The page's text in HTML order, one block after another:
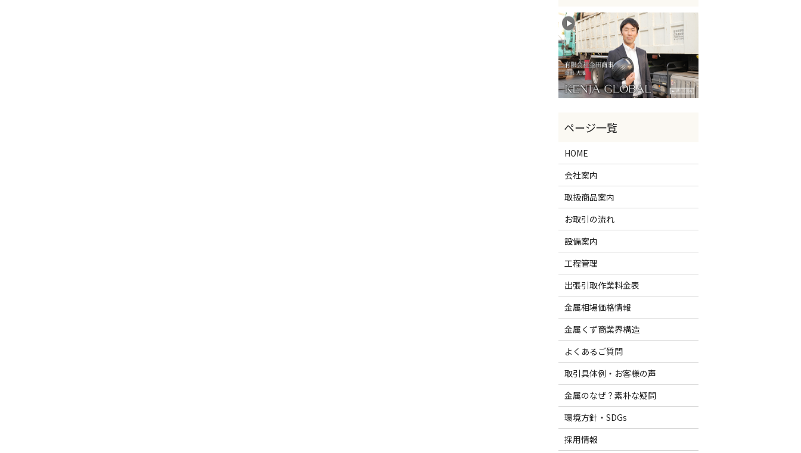
HOME
会社案内
取扱商品案内
お取引の流れ
設備案内
工程管理
出張引取作業料金表
金属相場価格情報
金属くず商業界構造
よくあるご質問
取引具体例・お客様の声
金属のなぜ？素朴な疑問
環境方針・SDGs
採用情報